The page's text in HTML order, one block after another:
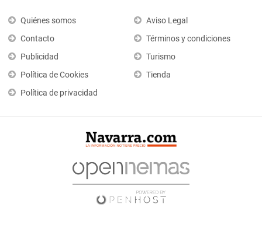
Quiénes somos
Contacto
Publicidad
Política de Cookies
Política de privacidad
Aviso Legal
Términos y condiciones
Turismo
Tienda